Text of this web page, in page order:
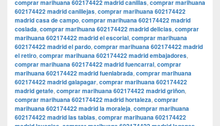
comprar marihuana 602174422 madrid canillas, comprar marihuana
602174422 madrid canillejas, comprar marihuana 602174422
madrid casa de campo, comprar marihuana 602174422 madrid
coslada, comprar marihuana 602174422 madrid delicias, comprar
marihuana 602174422 madrid el escorial, comprar marihuana
602174422 madrid el pardo, comprar marihuana 602174422 madrid
el retiro, comprar marihuana 602174422 madrid embajadores,
comprar marihuana 602174422 madrid fuencarral, comprar
marihuana 602174422 madrid fuenlabrada, comprar marihuana
602174422 madrid galapagar, comprar marihuana 602174422
madrid getafe, comprar marihuana 602174422 madrid griñon,
comprar marihuana 602174422 madrid hortaleza, comprar
marihuana 602174422 madrid la moraleja, comprar marihuana
602174422 madrid las tablas, comprar marihuana 602174422